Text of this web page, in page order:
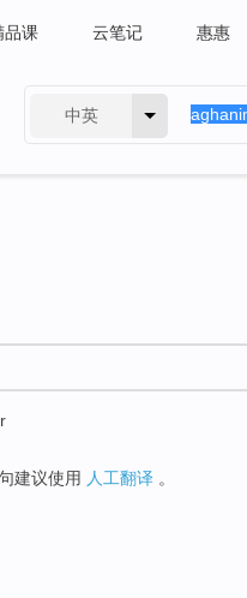
品课 云笔记 惠惠
中英
建议使用 人工翻译 。